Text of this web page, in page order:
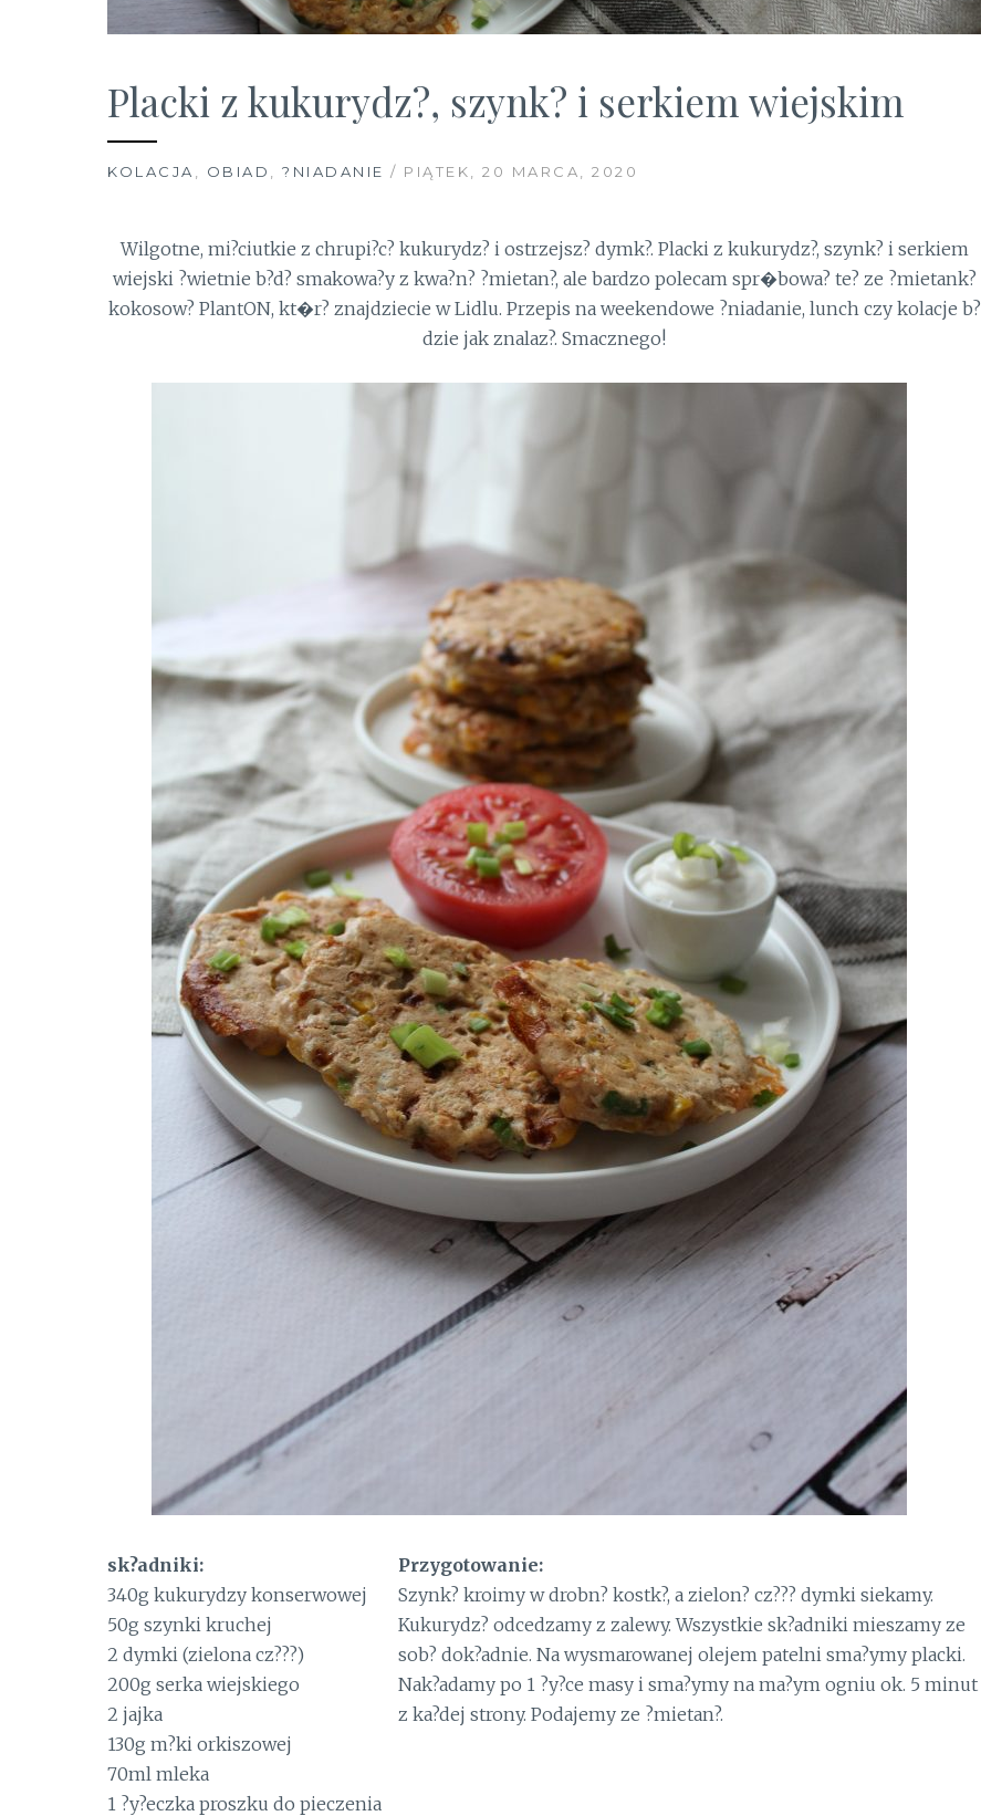
Placki z kukurydz?, szynk? i serkiem wiejskim
KOLACJA OBIAD ?NIADANIE / PIĄTEK, 20 MARCA, 2020
Wilgotne, mi?ciutkie z chrupi?c? kukurydz? i ostrzejsz? dymk?. Placki z kukurydz?, szynk? i serkiem
wiejski ?wietnie b?d? smakowa?y z kwa?n? ?mietan?, ale bardzo polecam spr�bowa? te? ze ?mietank?
kokosow? PlantON, kt�r? znajdziecie w Lidlu. Przepis na weekendowe ?niadanie, lunch czy kolacje b?
dzie jak znalaz?. Smacznego!
sk?adniki:
340g kukurydzy konserwowej
50g szynki kruchej
2 dymki (zielona cz???)
200g serka wiejskiego
2 jajka
130g m?ki orkiszowej
70ml mleka
1 ?y?eczka proszku do pieczenia
Przygotowanie:
Szynk? kroimy w drobn? kostk?, a zielon? cz??? dymki siekamy.
Kukurydz? odcedzamy z zalewy. Wszystkie sk?adniki mieszamy ze
sob? dok?adnie. Na wysmarowanej olejem patelni sma?ymy placki.
Nak?adamy po 1 ?y?ce masy i sma?ymy na ma?ym ogniu ok. 5 minut
z ka?dej strony. Podajemy ze ?mietan?.